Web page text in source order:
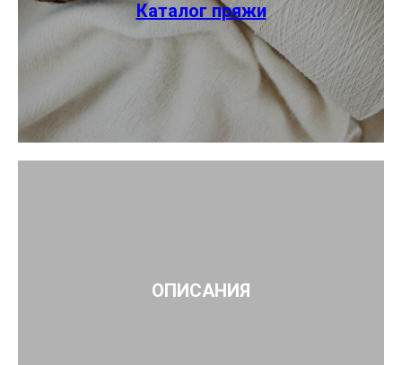
Каталог пряжи
ОПИСАНИЯ